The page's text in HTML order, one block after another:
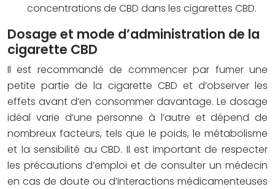
concentrations de CBD dans les cigarettes CBD.
Dosage et mode d’administration de la
cigarette CBD
Il est recommandé de commencer par fumer une
petite partie de la cigarette CBD et d’observer les
effets avant d’en consommer davantage. Le dosage
idéal varie d’une personne à l’autre et dépend de
nombreux facteurs, tels que le poids, le métabolisme
et la sensibilité au CBD. Il est important de respecter
les précautions d’emploi et de consulter un médecin
en cas de doute ou d’interactions médicamenteuses